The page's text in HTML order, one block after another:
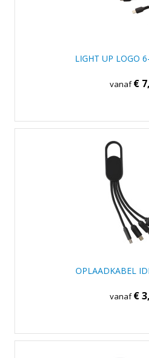
LIGHT UP LOGO
vanaf€
OPLAADKABEL
vanaf€